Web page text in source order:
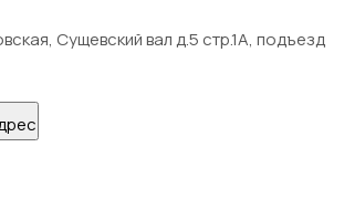
Сущевский вал д.5 стр.1А, подъезд